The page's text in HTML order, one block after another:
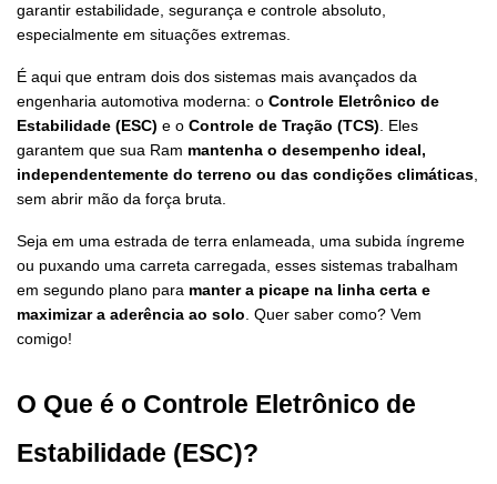
garantir estabilidade, segurança e controle absoluto,
especialmente em situações extremas.
É aqui que entram dois dos sistemas mais avançados da
engenharia automotiva moderna: o Controle Eletrônico de
Estabilidade (ESC) e o Controle de Tração (TCS) . Eles
garantem que sua Ram mantenha o desempenho ideal,
independentemente do terreno ou das condições climáticas
sem abrir mão da força bruta.
Seja em uma estrada de terra enlameada, uma subida íngreme
ou puxando uma carreta carregada, esses sistemas trabalham
em segundo plano para manter a picape na linha certa e
maximizar a aderência ao solo . Quer saber como? Vem
comigo!
O Que é o Controle Eletrônico de
Estabilidade (ESC)?